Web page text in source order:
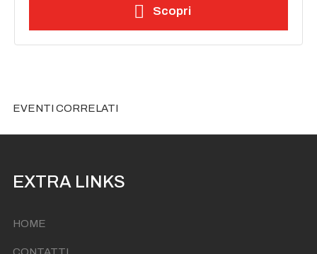
Scopri
EVENTI CORRELATI
EXTRA LINKS
HOME
CONTATTI